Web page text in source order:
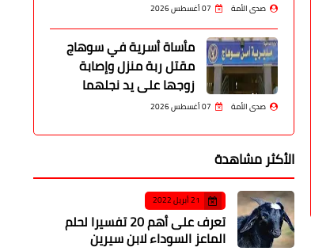
صدى الأمة 07 أغسطس 2026
مأساة أسرية في سوهاج
مقتل ربة منزل وإصابة
زوجها على يد نجلهما
صدى الأمة 07 أغسطس 2026
الأكثر مشاهدة
21 أبريل 2022
تعرف على أهم 20 تفسيرا لحلم
الماعز السوداء لابن سيرين